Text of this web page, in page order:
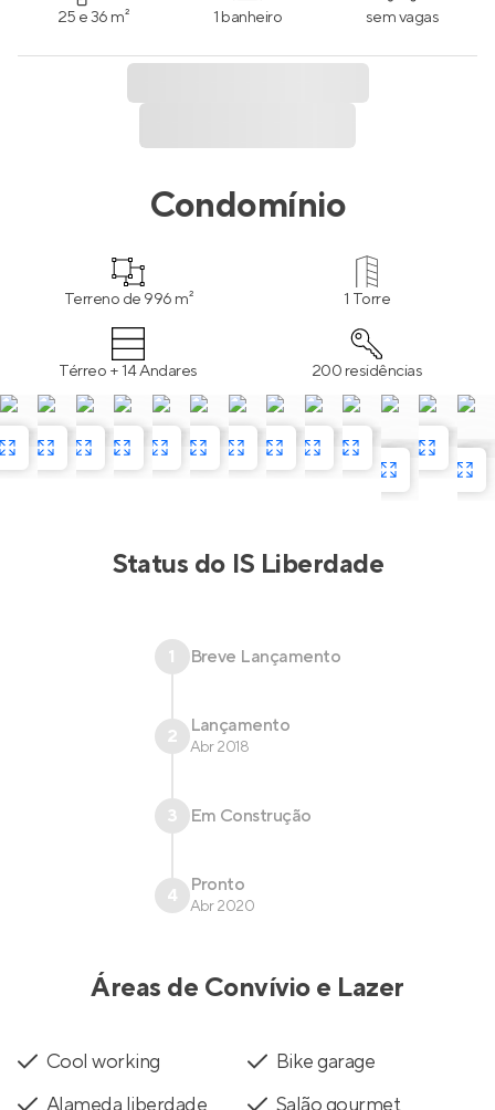
25 e 36 m² 1 banheiro sem vagas
Condomínio
Terreno de 996 m² 1 Torre
Térreo + 14 Andares 200 residências
Status do IS Liberdade
1 Breve Lançamento
2 Lançamento
Abr 2018
3 Em Construção
4 Pronto
Abr 2020
Áreas de Convívio e Lazer
Cool working
Bike garage